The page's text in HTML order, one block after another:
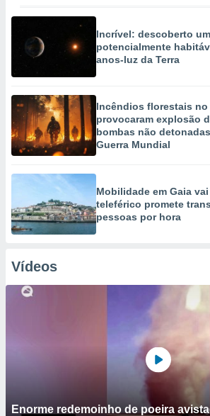
Incrível: descoberto
potencialmente
anos-luz da Terra
Incêndios florestais no
provocaram explosão
bombas não
Guerra Mundial
Mobilidade em Gaia
teleférico promete
pessoas por hora
Vídeos
Enorme redemoinho de poeira